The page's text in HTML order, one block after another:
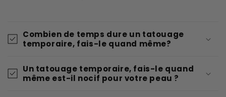
Combien de temps dure un tatouage
temporaire, fais-le quand même?
Un tatouage temporaire, fais-le quand
même est-il nocif pour votre peau ?